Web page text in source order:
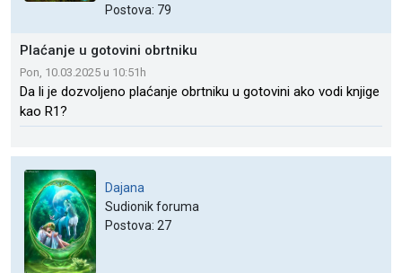
Postova: 79
Plaćanje u gotovini obrtniku
Pon, 10.03.2025 u 10:51h
Da li je dozvoljeno plaćanje obrtniku u gotovini ako vodi knjige
kao R1?
Dajana
Sudionik foruma
Postova: 27